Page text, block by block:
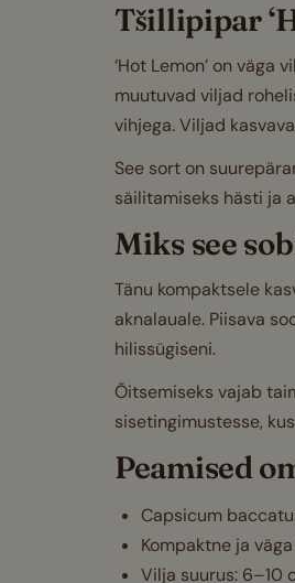
Tšillipipar
‘Hot Lemon’ on
muutuvad viljad
vihjega. Viljad
See sort on
säilitamiseks hästi ja
Miks see
Tänu kompaktsele
aknalauale. Piisava
hilissügiseni.
Õitsemiseks vajab
sisetingimustesse,
Peamised
Capsicum
Kompaktne ja
Vilja suurus: 6–10